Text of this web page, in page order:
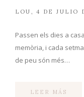
LOU 4 DE JULIO
Passen els dies a
memòria, i cada
de peu són més…
LEER MÁS